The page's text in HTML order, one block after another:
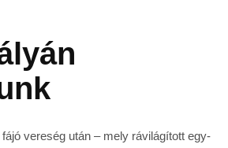
vereség után – mely rávilágított egy-